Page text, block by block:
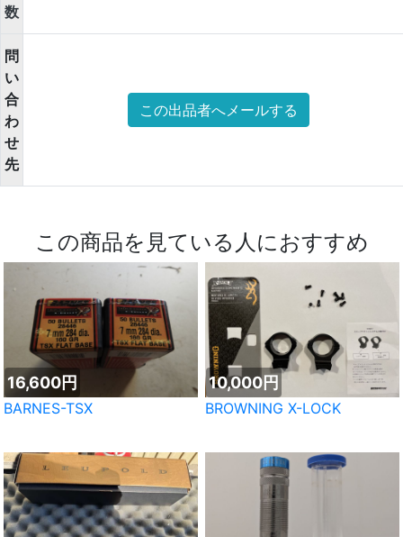
数
問
い
合
わ
せ
先
この出品者へメールする
この商品を見ている人におすすめ
16,600円
BARNES-TSX
10,000円
BROWNING X-LOCK